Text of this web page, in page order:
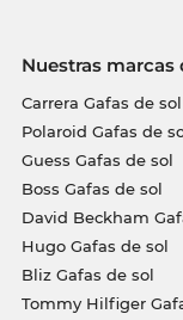
Nuestras marcas
Carrera Gafas de sol
Polaroid Gafas de
Guess Gafas de sol
Boss Gafas de sol
David Beckham
Hugo Gafas de sol
Bliz Gafas de sol
Tommy Hilfiger